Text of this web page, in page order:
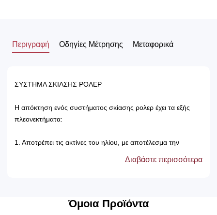
Περιγραφή Οδηγίες Μέτρησης Μεταφορικά
ΣΥΣΤΗΜΑ ΣΚΙΑΣΗΣ ΡΟΛΕΡ
Η απόκτηση ενός συστήματος σκίασης ρολερ έχει τα εξής
πλεονεκτήματα:
1. Αποτρέπει τις ακτίνες του ηλίου, με αποτέλεσμα την
2. Δεν χρειάζονται πλύσιμο, καθώς καθαρίζονται μόνο με ένα
χρόνο αλλά και στον ήλιο.
4. Μπορούν να τοποθετηθούν κάτω από ξύλινη μετώπη ή
Διαβάστε περισσότερα
Όμοια Προϊόντα